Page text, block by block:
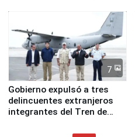
7
Gobierno expulsó a tres
delincuentes extranjeros
integrantes del Tren de